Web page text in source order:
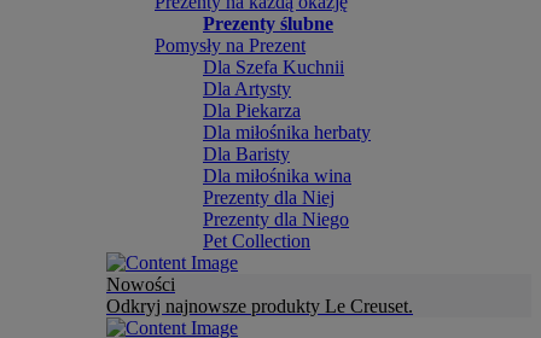
Prezenty ślubne
Pomysły na Prezent
Dla Szefa Kuchnii
Dla Artysty
Dla Piekarza
Dla miłośnika herbaty
Dla Baristy
Dla miłośnika wina
Prezenty dla Niej
Prezenty dla Niego
Pet Collection
Nowości
Odkryj najnowsze produkty Le Creuset.